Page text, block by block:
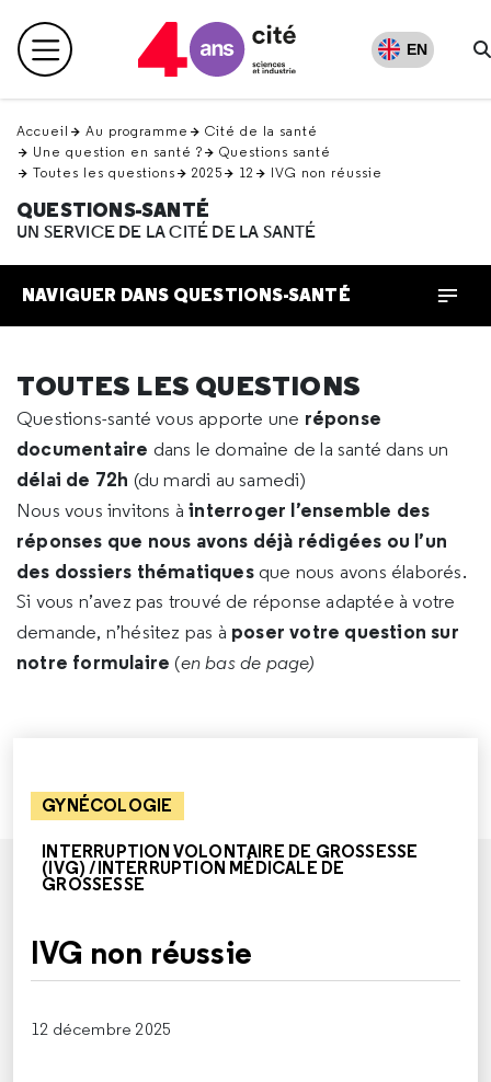
en
haut Menu principal EN
Accueil Au programme
Cité de la santé
Une question en santé ?
Questions santé
Toutes les questions
2025 12 IVG non réussie
QUESTIONS-SANTÉ
UN SERVICE DE LA CITÉ DE LA SANTÉ
NAVIGUER DANS QUESTIONS-SANTÉ
TOUTES LES QUESTIONS
Questions-santé vous apporte une réponse
documentaire dans le domaine de la santé dans un
délai de 72h (du mardi au samedi)
Nous vous invitons àinterroger l’ensemble des
réponses que nous avons déjà rédigées ou l’un
des dossiers thématiques que nous avons élaborés.
Si vous n’avez pas trouvé de réponse adaptée à votre
demande, n’hésitez pas à poser votre question sur
notre formulaire (en bas de page)
GYNÉCOLOGIE
INTERRUPTION VOLONTAIRE DE GROSSESSE
(IVG) /INTERRUPTION MÉDICALE DE
GROSSESSE
IVG non réussie
12 décembre 2025